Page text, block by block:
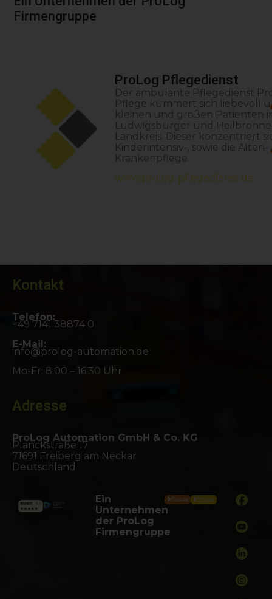
Firmengruppe
ProLog Pflegedienst
Der ambulante Pflegedienst
Pflege kümmert sich liebevoll
kleinen und großen Patienten
Ludwigsburger und
Landkreis. Dieser konzentriert
Kinderintensiv-, sowie die
Krankenpflege.
www.prolog-pflegedienst.de
Kontakt
Telefon:
+49 7141 38874 0
E-Mail:
info@prolog-automation.de
Mo-Fr: 8:00 – 16:30 Uhr
Adresse
ProLog Automation GmbH & Co. KG
Planckstraße 17
71691 Freiberg am Neckar
Deutschland
Ein
Unternehmen
der ProLog
Firmengruppe